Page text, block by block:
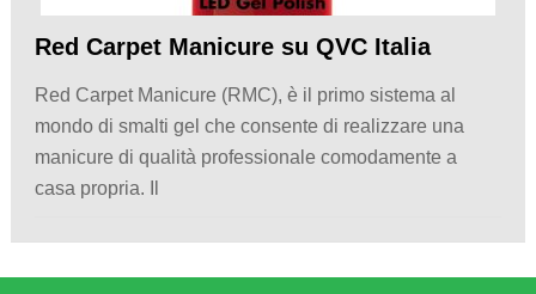
Red Carpet Manicure su QVC Italia
Red Carpet Manicure (RMC), è il primo sistema al
mondo di smalti gel che consente di realizzare una
manicure di qualità professionale comodamente a
casa propria. Il